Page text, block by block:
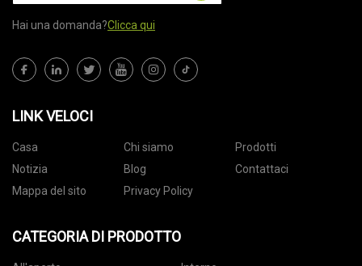
Hai una domanda?Clicca qui
LINK VELOCI
Casa Chi siamo
Prodotti
Notizia
Blog
Contattaci
Mappa del sito
Privacy Policy
CATEGORIA DI PRODOTTO